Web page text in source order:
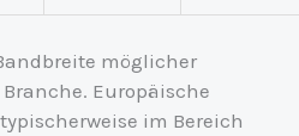
möglicher
Europäische
im Bereich